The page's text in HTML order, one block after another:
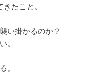
たこと。
い掛かるのか？
。
。